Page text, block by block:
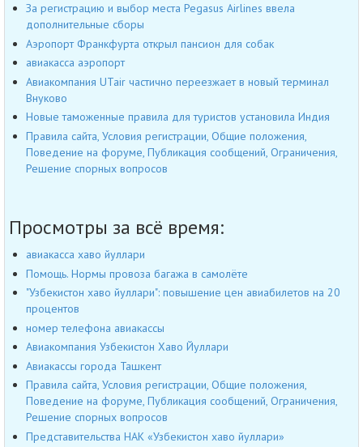
За регистрацию и выбор места Pegasus Airlines ввела
дополнительные сборы
Аэропорт Франкфурта открыл пансион для собак
авиакасса аэропорт
Авиакомпания UTair частично переезжает в новый терминал
Внуково
Новые таможенные правила для туристов установила Индия
Правила сайта, Условия регистрации, Общие положения,
Поведение на форуме, Публикация сообщений, Ограничения,
Решение спорных вопросов
Просмотры за всё время:
авиакасса хаво йуллари
Помощь. Нормы провоза багажа в самолёте
"Узбекистон хаво йуллари": повышение цен авиабилетов на 20
процентов
номер телефона авиакассы
Авиакомпания Узбекистон Хаво Йуллари
Авиакассы города Ташкент
Правила сайта, Условия регистрации, Общие положения,
Поведение на форуме, Публикация сообщений, Ограничения,
Решение спорных вопросов
Представительства НАК «Узбекистон хаво йуллари»